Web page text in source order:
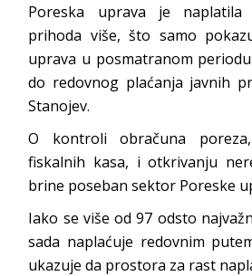
Poreska uprava je
prihoda više, što samo
uprava u posmatranom
do redovnog plaćanja javnih
Stanojev.
O kontroli obračuna
fiskalnih kasa, i otkrivanju
brine poseban sektor Poreske
Iako se više od 97 odsto
sada naplaćuje redovnim
ukazuje da prostora za rast